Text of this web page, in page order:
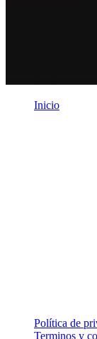
Inicio
Política de
Terminos y